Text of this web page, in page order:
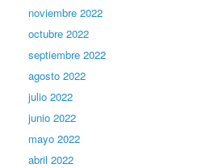
noviembre 2022
octubre 2022
septiembre 2022
agosto 2022
julio 2022
junio 2022
mayo 2022
abril 2022